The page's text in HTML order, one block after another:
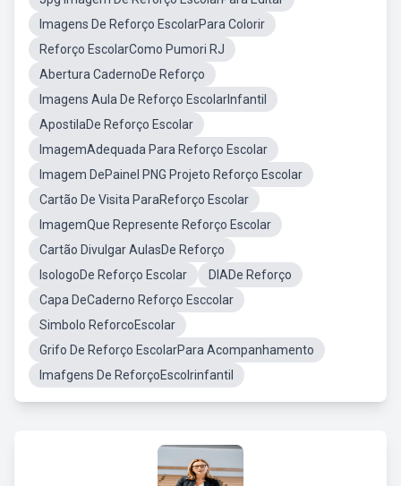
Imagens De Reforço EscolarPara Colorir
Reforço EscolarComo Pumori RJ
Abertura CadernoDe Reforço
Imagens Aula De Reforço EscolarInfantil
ApostilaDe Reforço Escolar
ImagemAdequada Para Reforço Escolar
Imagem DePainel PNG Projeto Reforço Escolar
Cartão De Visita ParaReforço Escolar
ImagemQue Represente Reforço Escolar
Cartão Divulgar AulasDe Reforço
IsologoDe Reforço Escolar
DIADe Reforço
Capa DeCaderno Reforço Esccolar
Simbolo ReforcoEscolar
Grifo De Reforço EscolarPara Acompanhamento
Imafgens De ReforçoEscolrinfantil